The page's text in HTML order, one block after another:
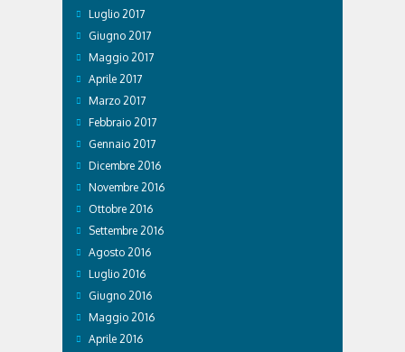
Luglio 2017
Giugno 2017
Maggio 2017
Aprile 2017
Marzo 2017
Febbraio 2017
Gennaio 2017
Dicembre 2016
Novembre 2016
Ottobre 2016
Settembre 2016
Agosto 2016
Luglio 2016
Giugno 2016
Maggio 2016
Aprile 2016